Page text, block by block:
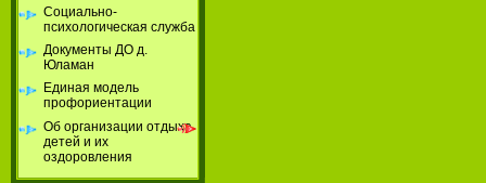
Социально-
психологическая служба
Документы ДО д.
Юламан
Единая модель
профориентации
Об организации отдыха
детей и их
оздоровления